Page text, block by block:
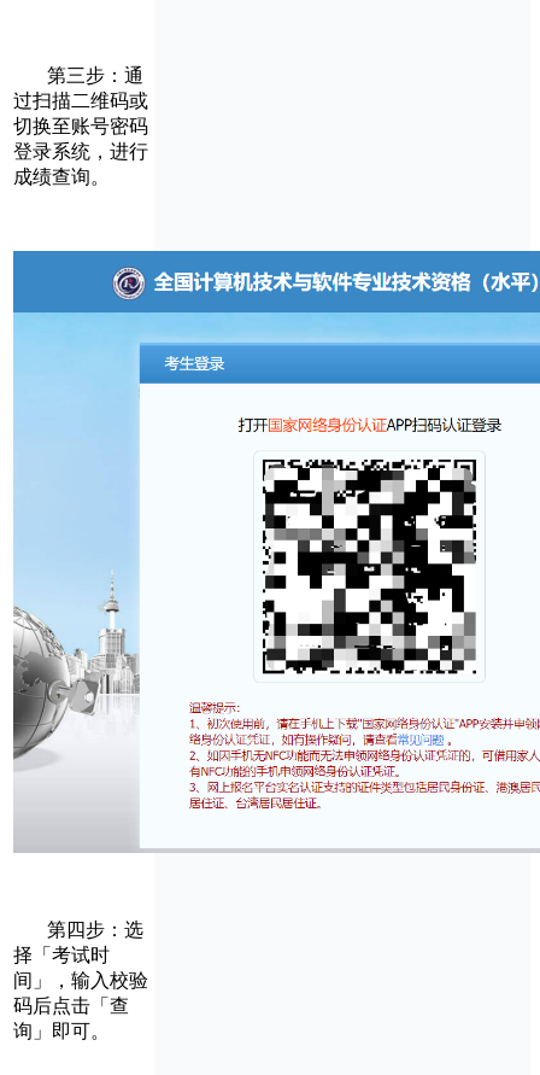
第三步：通
过扫描二维码或
切换至账号密码
登录系统，进行
成绩查询。
第四步：选
择「考试时
间」，输入校验
码后点击「查
询」即可。